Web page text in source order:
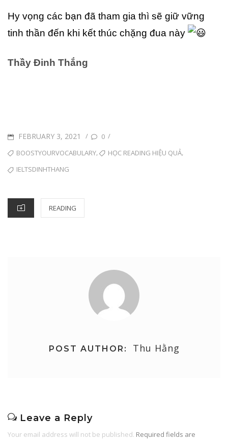
Hy vọng các bạn đã tham gia thì sẽ giữ vững
tinh thần đến khi kết thúc chặng đua này
Thầy Đinh Thắng
POSTED
ON
FEBRUARY 3, 2021 / 0 /
TAGSBOOSTYOURVOCABULARY, HỌC READING HIỆU QUẢ,
IELTSDINHTHANG
CATEGORIES
READING
POST AUTHOR: Thu Hằng
Leave a Reply
Your email address will not be published. Required fields are